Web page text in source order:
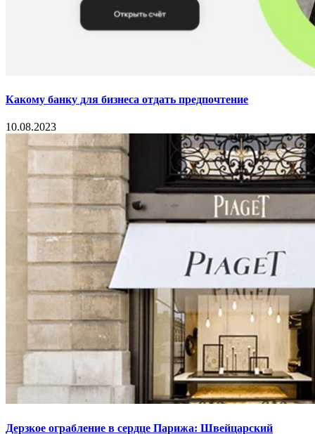
Какому банку для бизнеса отдать предпочтение
10.08.2023
Дерзкое ограбление в сердце Парижа: Швейцарский